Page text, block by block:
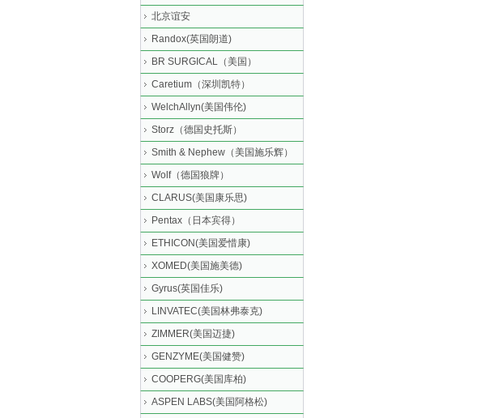
北京谊安
Randox(英国朗道)
BR SURGICAL（美国）
Caretium（深圳凯特）
WelchAllyn(美国伟伦)
Storz（德国史托斯）
Smith & Nephew（美国施乐辉）
Wolf（德国狼牌）
CLARUS(美国康乐思)
Pentax（日本宾得）
ETHICON(美国爱惜康)
XOMED(美国施美德)
Gyrus(英国佳乐)
LINVATEC(美国林弗泰克)
ZIMMER(美国迈捷)
GENZYME(美国健赞)
COOPERG(美国库柏)
ASPEN LABS(美国阿格松)